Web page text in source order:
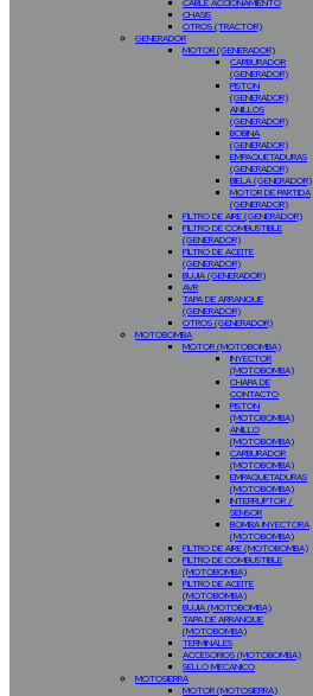
CABLE ACCIONAMIENTO
CHASIS
OTROS (TRACTOR)
GENERADOR
MOTOR (GENERADOR)
CARBURADOR
(GENERADOR)
PISTON
(GENERADOR)
ANILLOS
(GENERADOR)
BOBINA
(GENERADOR)
EMPAQUETADURAS
(GENERADOR)
BIELA (GENERADOR)
MOTOR DE PARTIDA
(GENERADOR)
FILTRO DE AIRE (GENERADOR)
FILTRO DE COMBUSTIBLE
(GENERADOR)
FILTRO DE ACEITE
(GENERADOR)
BUJIA (GENERADOR)
AVR
TAPA DE ARRANQUE
(GENERADOR)
OTROS (GENERADOR)
MOTOBOMBA
MOTOR (MOTOBOMBA)
INYECTOR
(MOTOBOMBA)
CHAPA DE
CONTACTO
PISTON
(MOTOBOMBA)
ANILLO
(MOTOBOMBA)
CARBURADOR
(MOTOBOMBA)
EMPAQUETADURAS
(MOTOBOMBA)
INTERRUPTOR /
SENSOR
BOMBA INYECTORA
(MOTOBOMBA)
FILTRO DE AIRE (MOTOBOMBA)
FILTRO DE COMBUSTIBLE
(MOTOBOMBA)
FILTRO DE ACEITE
(MOTOBOMBA)
BUJIA (MOTOBOMBA)
TAPA DE ARRANQUE
(MOTOBOMBA)
TERMINALES
ACCESORIOS (MOTOBOMBA)
SELLO MECANICO
MOTOSIERRA
MOTOR (MOTOSIERRA)